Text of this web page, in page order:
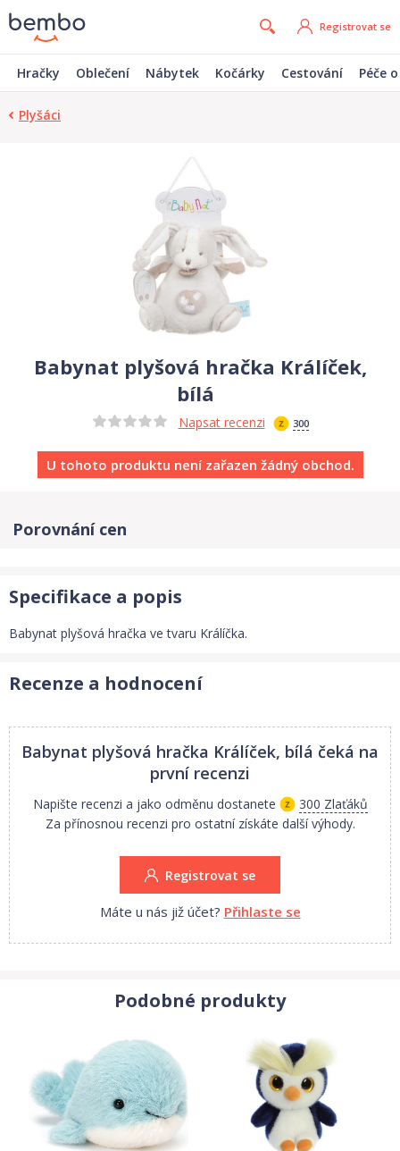
Registrovat se
Hračky Oblečení Nábytek Kočárky Cestování Péče
Plyšáci
Babynat plyšová hračka Králíček,
bílá
Napsat recenzi 300
U tohoto produktu není zařazen žádný obchod.
Porovnání cen
Specifikace a popis
Babynat plyšová hračka ve tvaru Králíčka.
Recenze a hodnocení
Babynat plyšová hračka Králíček, bílá čeká na
první recenzi
Napište recenzi a jako odměnu dostanete
300 Zlaťáků
Za přínosnou recenzi pro ostatní získáte další výhody.
Registrovat se
Máte u nás již účet? Přihlaste se
Podobné produkty